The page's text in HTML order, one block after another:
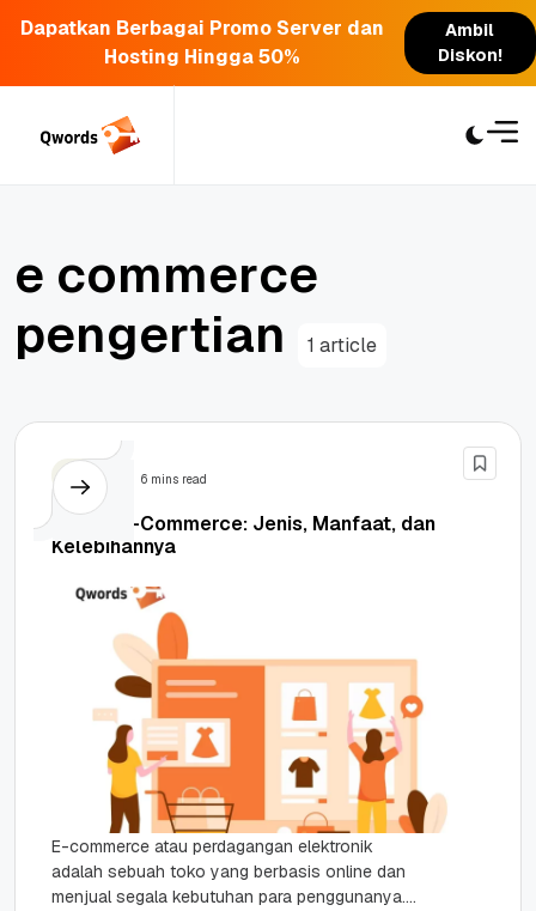
Dapatkan Berbagai Promo Server dan
Hosting Hingga 50%
Ambil
Diskon!
e commerce
pengertian 1 article
Bisnis 6 mins read
Apa Itu E-Commerce: Jenis, Manfaat, dan
Kelebihannya
E-commerce atau perdagangan elektronik
adalah sebuah toko yang berbasis online dan
menjual segala kebutuhan para penggunanya.